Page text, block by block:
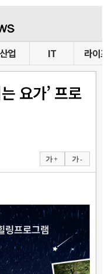
산업 IT 라이프
요가’ 프로
가 + 가 -